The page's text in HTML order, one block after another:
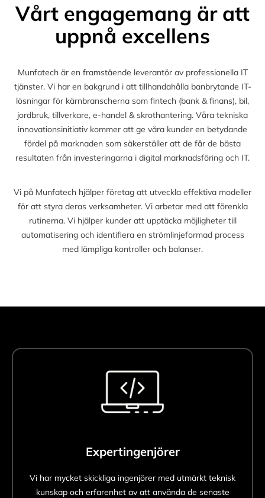
Vårt engagemang är att
uppnå excellens
Munfatech är en framstående leverantör av professionella IT
tjänster. Vi har en bakgrund i att tillhandahålla banbrytande IT-
lösningar för kärnbranscherna som fintech (bank & finans), bil,
jordbruk, tillverkare, e-handel & skrothantering. Våra tekniska
innovationsinitiativ kommer att ge våra kunder en betydande
fördel på marknaden som säkerställer att de får de bästa
resultaten från investeringarna i digital marknadsföring och IT.
Vi på Munfatech hjälper företag att utveckla effektiva modeller
för att styra deras verksamheter. Vi arbetar med att förenkla
rutinerna. Vi hjälper kunder att upptäcka möjligheter till
automatisering och identifiera en strömlinjeformad process
med lämpliga kontroller och balanser.
Expertingenjörer
Vi har mycket skickliga ingenjörer med utmärkt teknisk
kunskap och erfarenhet av att använda de senaste